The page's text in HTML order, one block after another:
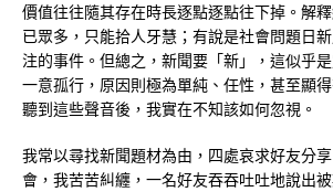
價值往往隨其存在時長逐點逐點往下掉。解
已眾多，只能拾人牙慧；有說是社會問題日
注的事件。但總之，新聞要「新」，這似乎
一意孤行，原因則極為單純、任性，甚至
聽到這些聲音後，我實在不知該如何忽視。
我常以尋找新聞題材為由，四處哀求好友分
會，我苦苦糾纏，一名好友吞吞吐吐地說出